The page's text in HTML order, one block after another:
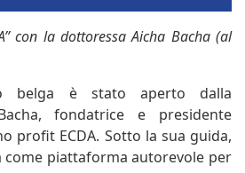
con la dottoressa Aicha Bacha (al
belga è stato aperto dalla
fondatrice e presidente
profit ECDA. Sotto la sua guida,
come piattaforma autorevole per